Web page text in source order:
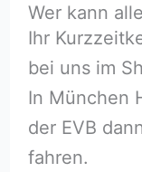
Wer kann
Ihr
bei uns im
In München
der EVB
fahren.